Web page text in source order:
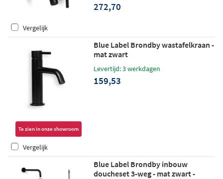
272,70
Vergelijk
Te zien in onze showroom
Blue Label Brondby wastafelkraan -
mat zwart
Levertijd: 3 werkdagen
159,53
Vergelijk
Blue Label Brondby inbouw
doucheset 3-weg - mat zwart -